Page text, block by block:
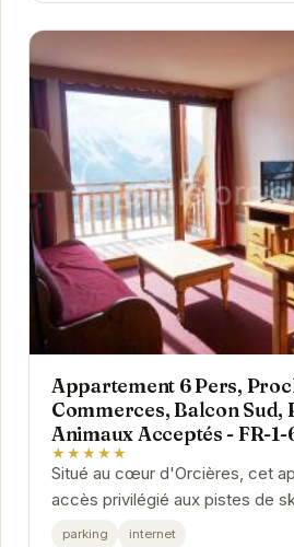
Appartement 6 Pers,
Commerces, Balcon Sud,
Animaux Acceptés - FR-1-
★★★★★
Situé au cœur d'Orcières, cet
accès privilégié aux pistes de
commerces locaux. Son balcon
parking internet